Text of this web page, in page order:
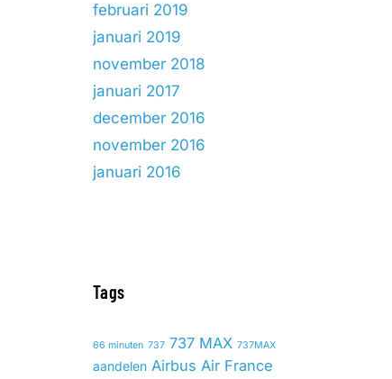
februari 2019
januari 2019
november 2018
januari 2017
december 2016
november 2016
januari 2016
Tags
66 minuten 737 737 MAX 737MAX
aandelen Airbus Air France